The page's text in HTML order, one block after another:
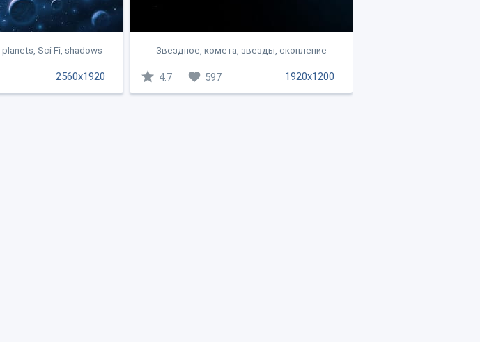
Sci Fi, shadows
2560x1920
Звездное, комета, звезды, скопление
1920x1200
4.7 597